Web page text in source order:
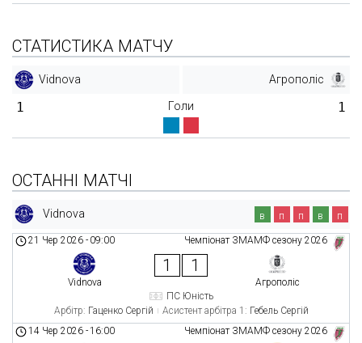
СТАТИСТИКА МАТЧУ
Vidnova Агрополіс
1 Голи 1
ОСТАННІ МАТЧІ
Vidnova в п п в п
Чемпіонат ЗМАМФ сезону 2026
21 Чер 2026 - 09:00
Vidnova
1 1
Агрополіс
ПС Юність
Арбітр: Гаценко Сергій Асистент арбітра 1: Гебель Сергій
Чемпіонат ЗМАМФ сезону 2026
14 Чер 2026 -16:00